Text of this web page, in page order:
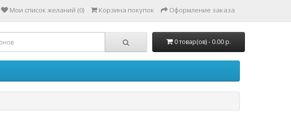
Мои список желаний (0) Корзина покупок Оформление заказа
0 товар(ов) - 0.00 р.